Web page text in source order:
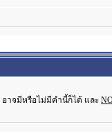
อาจมีหรือไม่มีคำนี้ก็ได้ และ